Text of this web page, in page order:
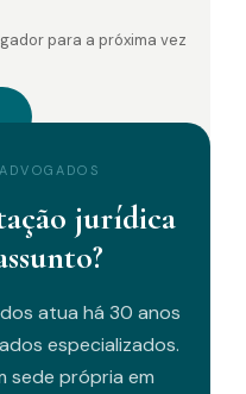
para a próxima vez
jurídica
atua há 30 anos
especializados.
sede própria em